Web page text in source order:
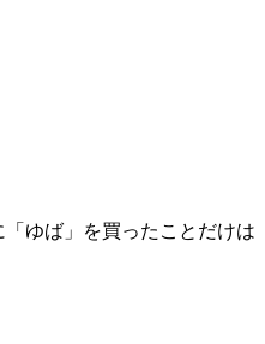
ゆば」を買ったことだけは